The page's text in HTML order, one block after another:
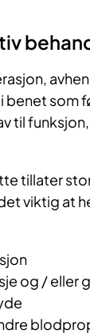
benet som
til
tillater
viktig at
og / eller